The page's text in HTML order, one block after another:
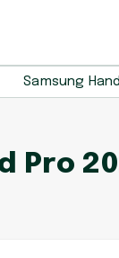
Samsung
Pro